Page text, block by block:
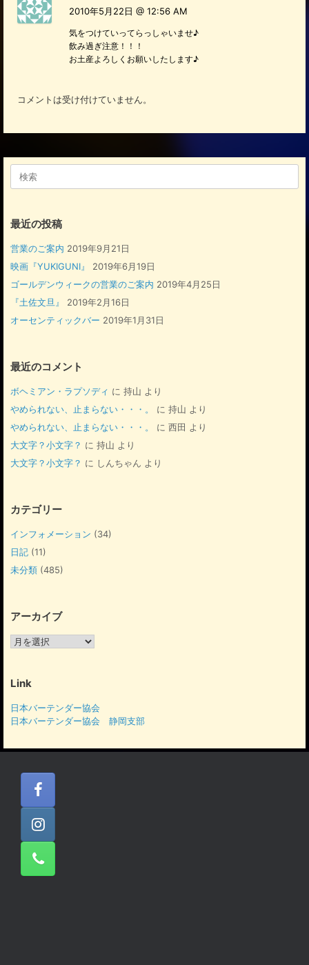
2010年5月22日 @ 12:56 AM
気をつけていってらっしゃいませ♪
飲み過ぎ注意！！！
お土産よろしくお願いしたします♪
コメントは受け付けていません。
最近の投稿
営業のご案内 2019年9月21日
映画『YUKIGUNI』
2019年6月19日
ゴールデンウィークの営業のご案内 2019年4月25日
『土佐文旦』
2019年2月16日
オーセンティックバー 2019年1月31日
最近のコメント
ボヘミアン・ラプソディ に 持山 より
やめられない、止まらない・・・。
に 持山 より
やめられない、止まらない・・・。
に 西田 より
大文字？小文字？ に 持山 より
大文字？小文字？ に しんちゃん より
カテゴリー
インフォメーション (34)
日記 (11)
未分類 (485)
アーカイブ
ア
イ
Link
日本バーテンダー協会
日本バーテンダー協会 静岡支部